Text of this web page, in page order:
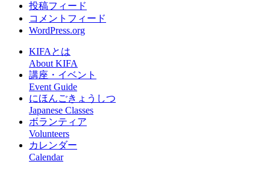
投稿フィード
コメントフィード
WordPress.org
KIFAとは
About KIFA
講座・イベント
Event Guide
にほんごきょうしつ
Japanese Classes
ボランティア
Volunteers
カレンダー
Calendar